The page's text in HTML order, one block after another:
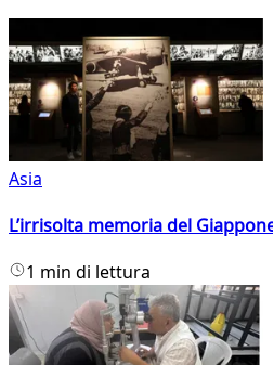
Asia
L’irrisolta memoria del
1 min di lettura